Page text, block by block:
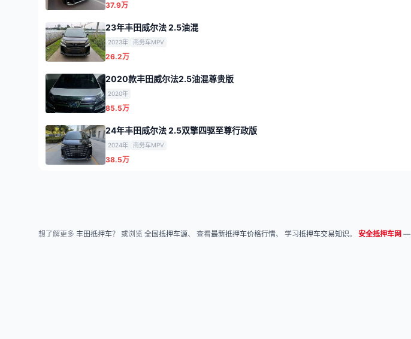
37.9万
23年丰田威尔法 2.5油混
2023年 商务车MPV
26.2万
2020款丰田威尔法2.5油混尊贵版
2020年
85.5万
24年丰田威尔法 2.5双擎四驱至尊行政版
2024年 商务车MPV
38.5万
想了解更多 丰田抵押车？ 或浏览 全国抵押车源、 查看最新抵押车价格行情、 学习抵押车交易知识。 安全抵押车网 —